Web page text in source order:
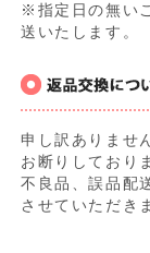
※指定日の無い
送いたします。
申し訳ありませ
お断りしており
不良品、誤品配
させていただき